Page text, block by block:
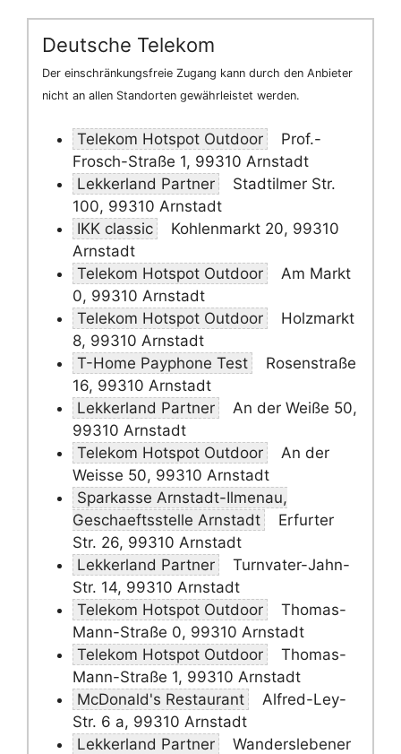
Deutsche Telekom
Der einschränkungsfreie Zugang kann durch den Anbieter
nicht an allen Standorten gewährleistet werden.
Telekom Hotspot Outdoor
Prof.-
Frosch-Straße 1, 99310 Arnstadt
Lekkerland Partner
Stadtilmer Str.
100, 99310 Arnstadt
IKK classic
Kohlenmarkt 20, 99310
Arnstadt
Telekom Hotspot Outdoor
Am Markt
0, 99310 Arnstadt
Telekom Hotspot Outdoor
Holzmarkt
8, 99310 Arnstadt
T-Home Payphone Test
Rosenstraße
16, 99310 Arnstadt
Lekkerland Partner
An der Weiße 50,
99310 Arnstadt
Telekom Hotspot Outdoor
An der
Weisse 50, 99310 Arnstadt
Sparkasse Arnstadt-Ilmenau,
Geschaeftsstelle Arnstadt
Erfurter
Str. 26, 99310 Arnstadt
Lekkerland Partner
Turnvater-Jahn-
Str. 14, 99310 Arnstadt
Telekom Hotspot Outdoor
Thomas-
Mann-Straße 0, 99310 Arnstadt
Telekom Hotspot Outdoor
Thomas-
Mann-Straße 1, 99310 Arnstadt
McDonald's Restaurant
Alfred-Ley-
Str. 6 a, 99310 Arnstadt
Lekkerland Partner
Wanderslebener